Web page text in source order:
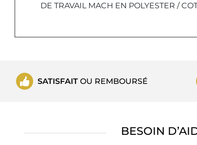
DE TRAVAIL MACH EN POLYESTER /
SATISFAIT OU REMBOURSÉ
BESOIN